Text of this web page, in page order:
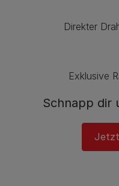
Direkter
Exklusive
Schnapp dir